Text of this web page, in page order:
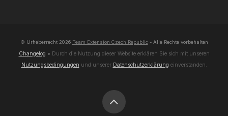
© Urheberrecht 2026 Team Extension Czech Republic - Alle Rechte vorbehalten
Changelog ● Durch die Nutzung dieser Website erklären Sie sich mit unseren
Nutzungsbedingungen und unserer Datenschutzerklärung einverstanden.